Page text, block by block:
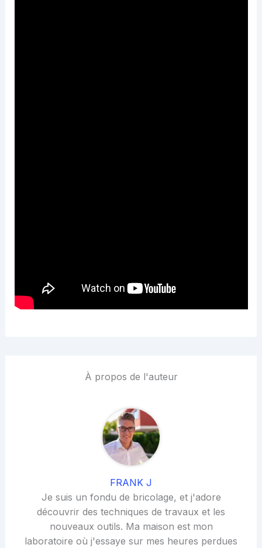
À propos de l'auteur
FRANK J
Je suis un fondu de bricolage, et j'adore
découvrir des techniques de travaux et les
nouveaux outils. Ma maison est mon
laboratoire où j'essaye sur mes heures perdues